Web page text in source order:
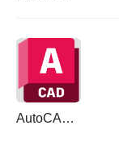
AutoCAD 2024 破解版（cad2024最新版）简体中文免费版